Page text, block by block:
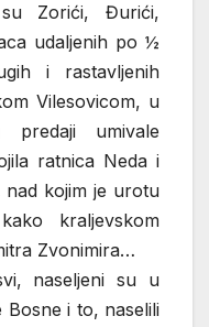
Zorići, Đurići,
udaljenih po ½
i rastavljenih
Vilesovicom, u
umivale
ratnica Neda i
nad kojim je urotu
kraljevskom
Zvonimira…
naseljeni su u
i to, naselili